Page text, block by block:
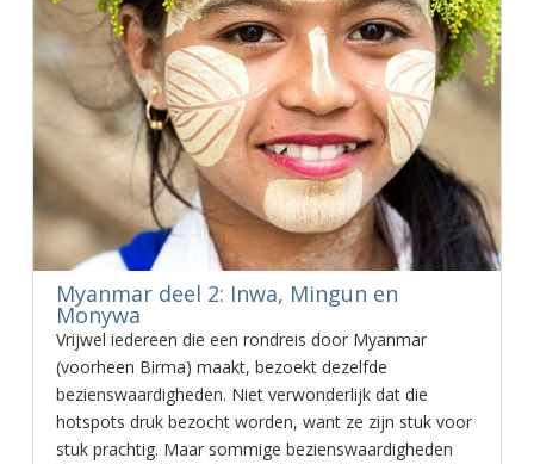
Myanmar deel 2: Inwa, Mingun en
Monywa
Vrijwel iedereen die een rondreis door Myanmar
(voorheen Birma) maakt, bezoekt dezelfde
bezienswaardigheden. Niet verwonderlijk dat die
hotspots druk bezocht worden, want ze zijn stuk voor
stuk prachtig. Maar sommige bezienswaardigheden